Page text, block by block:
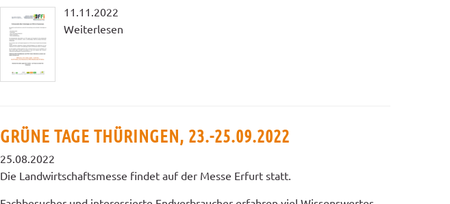
11.11.2022
Weiterlesen
GRÜNE TAGE THÜRINGEN, 23.-25.09.2022
25.08.2022
Die Landwirtschaftsmesse findet auf der Messe Erfurt statt.